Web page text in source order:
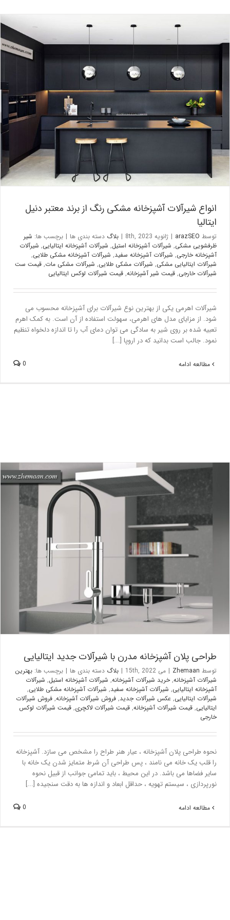
انواع شیرآلات آشپزخانه مشکی رنگ از برند معتبر دنیل ایتالیا
انواع شیرآلات آشپزخانه مشکی رنگ از برند معتبر دنیل
ایتالیا
توسطarazSEO
| ژانویه 8th, 2023 | بلاگدسته بندی ها برچسب ها: شیر
ظرفشویی مشکی,شیرآلات آشپزخانه استیل,شیرآلات آشپزخانه ایتالیایی,شیرآلات
آشپزخانه خارجی,شیرآلات آشپزخانه سفید,شیرآلات آشپزخانه مشکی طلایی,
شیرآلات ایتالیایی مشکی,شیرآلات مشکی طلایی,شیرآلات مشکی مات ,قیمت ست
شیرآلات خارجی,قیمت شیر آشپزخانه,قیمت شیرآلات لوکس ایتالیایی
شیرآلات اهرمی یکی از بهترین نوع شیرآلات برای آشپزخانه محسوب می
شود. از مزایای مدل های اهرمی، سهولت استفاده از آن است. به کمک اهرم
تعبیه شده بر روی شیر به سادگی می توان دمای آب را تا اندازه دلخواه تنظیم
نمود. جالب است بدانید که در اروپا [...]
مطالعه ادامه
طراحی پلان آشپزخانه مدرن با شیرآلات جدید ایتالیایی
بلاگ
طراحی پلان آشپزخانه مدرن با شیرآلات جدید ایتالیایی
توسطZhemaan
| می 15th, 2022 | بلاگدسته بندی ها برچسب ها: بهترین
شیرآلات آشپزخانه,خرید شیرآلات آشپزخانه,شیرآلات آشپزخانه استیل,شیرآلات
آشپزخانه ایتالیایی,شیرآلات آشپزخانه سفید,شیرآلات آشپزخانه مشکی طلایی,
شیرآلات ایتالیایی,عکس شیرآلات جدید,فروش شیرآلات آشپزخانه,فروش شیرآلات
ایتالیایی,قیمت شیرآلات آشپزخانه,قیمت شیرآلات لاکچری,قیمت شیرآلات لوکس
خارجی
نحوه طراحی پلان آشپزخانه ، عیار هنر طراح را مشخص می سازد. آشپزخانه
را قلب یک خانه می نامند ، پس طراحی آن شرط متمایز شدن یک خانه با
سایر فضاها می باشد. در این محیط ، باید تمامی جوانب از قبیل نحوه
نورپردازی ، سیستم تهویه ، حداقل ابعاد و اندازه ها به دقت سنجیده [...]
مطالعه ادامه